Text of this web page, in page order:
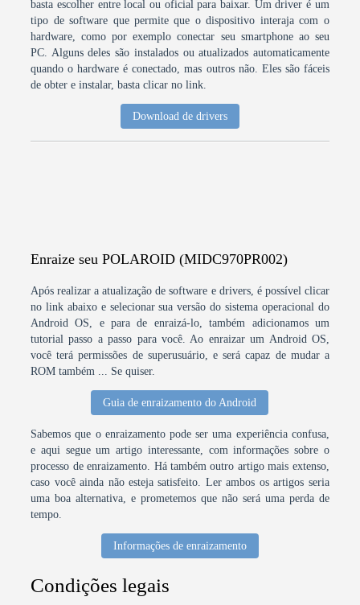
basta escolher entre local ou oficial para baixar. Um driver é um
tipo de software que permite que o dispositivo interaja com o
hardware, como por exemplo conectar seu smartphone ao seu
PC. Alguns deles são instalados ou atualizados automaticamente
quando o hardware é conectado, mas outros não. Eles são fáceis
de obter e instalar, basta clicar no link.
Download de drivers
Enraize seu POLAROID (MIDC970PR002)
Após realizar a atualização de software e drivers, é possível clicar
no link abaixo e selecionar sua versão do sistema operacional do
Android OS, e para de enraizá-lo, também adicionamos um
tutorial passo a passo para você. Ao enraizar um Android OS,
você terá permissões de superusuário, e será capaz de mudar a
ROM também ... Se quiser.
Guia de enraizamento do Android
Sabemos que o enraizamento pode ser uma experiência confusa,
e aqui segue um artigo interessante, com informações sobre o
processo de enraizamento. Há também outro artigo mais extenso,
caso você ainda não esteja satisfeito. Ler ambos os artigos seria
uma boa alternativa, e prometemos que não será uma perda de
tempo.
Informações de enraizamento
Condições legais